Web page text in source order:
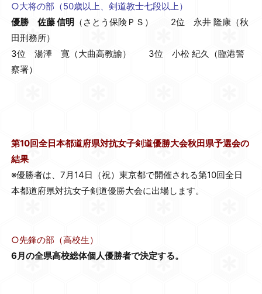
○大将の部（50歳以上、剣道教士七段以上）
優勝 佐藤 信明 （さとう保険ＰＳ） 2位 永井 隆康（秋
田刑務所）
3位 湯澤 寛（大曲高教諭） 3位 小松 紀久（臨港警
察署）
第10回全日本都道府県対抗女子剣道優勝大会秋田県予選会の
結果
※優勝者は、7月14日（祝）東京都で開催される第10回全日
本都道府県対抗女子剣道優勝大会に出場します。
○先鋒の部（高校生）
6月の全県高校総体個人優勝者で決定する。